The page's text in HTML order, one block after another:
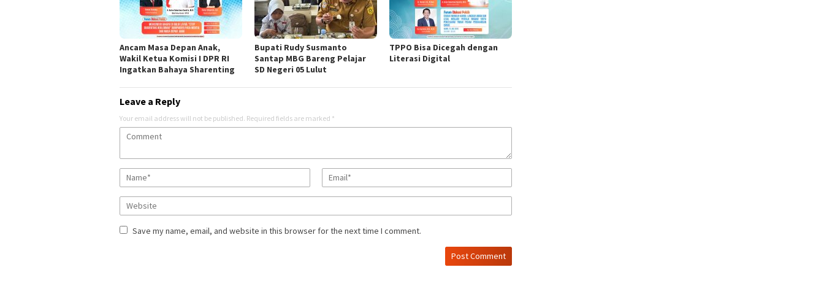
Ancam Masa Depan Anak,
Wakil Ketua Komisi I DPR RI
Ingatkan Bahaya Sharenting
Bupati Rudy Susmanto
Santap MBG Bareng Pelajar
SD Negeri 05 Lulut
TPPO Bisa Dicegah dengan
Literasi Digital
Leave a Reply
Your email address will not be published. Required fields are marked *
Save my name, email, and website in this browser for the next time I comment.